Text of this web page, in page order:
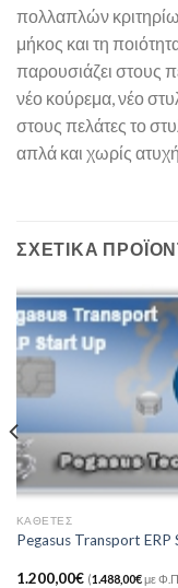
πολλαπλών
μήκος και τη
παρουσιάζει στους
νέο κούρεμα, νέο
στους πελάτες το
απλά και χωρίς
ΣΧΕΤΙΚΆ
ΚΆΘΕΤΕΣ
Pegasus Transport ERP
1.200,00€ (1.488,00€με